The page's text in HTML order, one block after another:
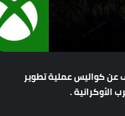
عنكواليسعمليةتطوير
الأوكرانية.